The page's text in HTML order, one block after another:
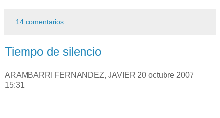
14 comentarios:
Tiempo de silencio
ARAMBARRI FERNANDEZ, JAVIER 20 octubre 2007
15:31